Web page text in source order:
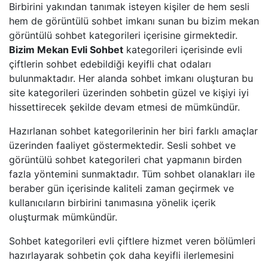
Birbirini yakından tanımak isteyen kişiler de hem sesli
hem de görüntülü sohbet imkanı sunan bu bizim mekan
görüntülü sohbet kategorileri içerisine girmektedir.
Bizim Mekan Evli Sohbet kategorileri içerisinde evli
çiftlerin sohbet edebildiği keyifli chat odaları
bulunmaktadır. Her alanda sohbet imkanı oluşturan bu
site kategorileri üzerinden sohbetin güzel ve kişiyi iyi
hissettirecek şekilde devam etmesi de mümkündür.
Hazırlanan sohbet kategorilerinin her biri farklı amaçlar
üzerinden faaliyet göstermektedir. Sesli sohbet ve
görüntülü sohbet kategorileri chat yapmanın birden
fazla yöntemini sunmaktadır. Tüm sohbet olanakları ile
beraber gün içerisinde kaliteli zaman geçirmek ve
kullanıcıların birbirini tanımasına yönelik içerik
oluşturmak mümkündür.
Sohbet kategorileri evli çiftlere hizmet veren bölümleri
hazırlayarak sohbetin çok daha keyifli ilerlemesini